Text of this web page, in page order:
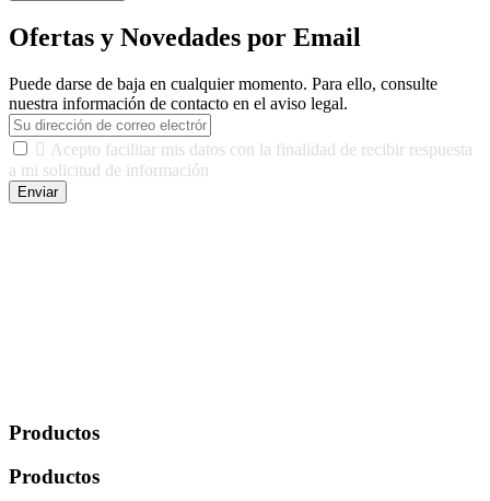
Ofertas y Novedades por Email
Puede darse de baja en cualquier momento. Para ello, consulte
nuestra información de contacto en el aviso legal.
 Acepto facilitar mis datos con la finalidad de recibir respuesta
a mi solicitud de información
Enviar
Productos
Productos